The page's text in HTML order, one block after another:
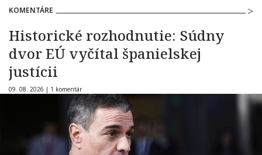
KOMENTÁRE
Historické rozhodnutie: Súdny
dvor EÚ vyčítal španielskej
justícii
09. 08. 2026 | 1 komentár